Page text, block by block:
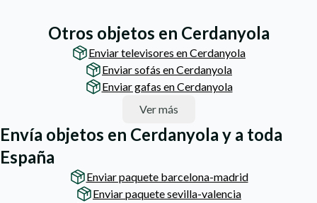
Otros objetos en Cerdanyola
Enviar televisores en Cerdanyola
Enviar sofás en Cerdanyola
Enviar gafas en Cerdanyola
Ver más
Envía objetos en Cerdanyola y a toda
España
Enviar paquete barcelona-madrid
Enviar paquete sevilla-valencia